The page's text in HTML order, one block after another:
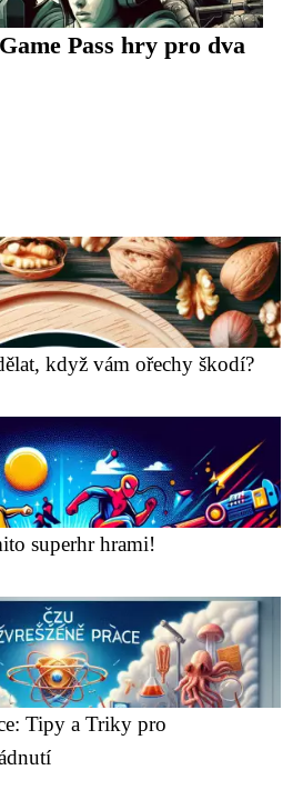
Pass hry pro dva
když vám ořechy škodí?
superhr hrami!
Tipy a Triky pro